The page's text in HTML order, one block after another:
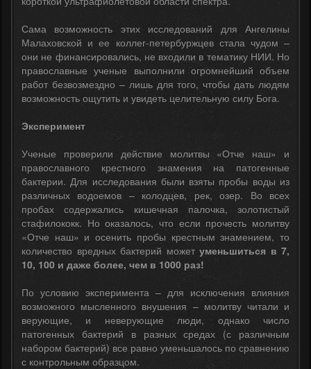
Сама возможность этих исследований для Ангелины
Малаховской и ее коллег-петербуржцев стала чудом –
они не финансировались, не входили в тематику НИИ. Но
православные ученые выполнили огромнейший объем
работ безвозмездно – лишь для того, чтобы дать людям
возможность ощутить и увидеть целительную силу Бога.
Эксперимент
Ученые проверили действие молитвы «Отче наш» и
православного крестного знамения на патогенные
бактерии. Для исследования были взяты пробы воды из
различных водоемов – колодцев, рек, озер. Во всех
пробах содержались кишечная палочка, золотистый
стафилококк. Но оказалось, что если прочесть молитву
«Отче наш» и осенить пробы крестным знамением, то
количество вредных бактерий может уменьшиться в 7,
10, 100 и даже более, чем в 1000 раз!
По условию эксперимента – для исключения влияния
возможного мысленного внушения – молитву читали и
верующие, и неверующие люди, однако число
патогенных бактерий в разных средах (с различным
набором бактерий) все равно уменьшалось по сравнению
с контрольным образцом.